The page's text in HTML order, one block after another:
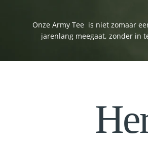
Onze Army Tee is niet zomaar
jarenlang meegaat, zonder in